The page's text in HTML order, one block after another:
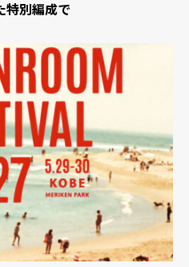
特別編成で